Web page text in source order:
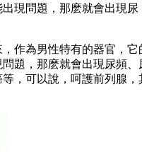
現問題，那麽就會出現尿
作為男性特有的器官，它
題，那麽就會出現尿頻、
，可以說，呵護前列腺，